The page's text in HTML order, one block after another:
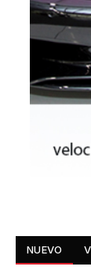
NUEVO